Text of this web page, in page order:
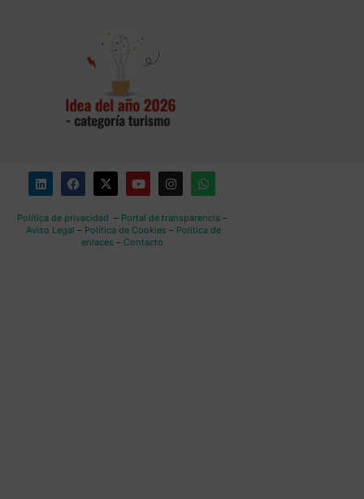
Política de privacidad – Portal de transparencia–
Aviso Legal – Política de Cookies – Política de
enlaces – Contacto